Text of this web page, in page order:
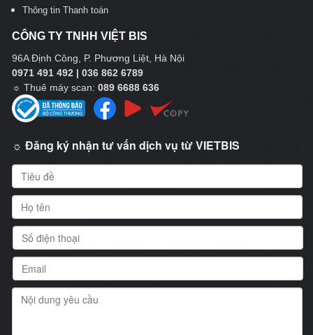
Thông tin Thanh toán
CÔNG TY TNHH VIỆT BIS
96A Định Công, P. Phương Liệt, Hà Nội
0971 491 492 | 036 862 6789
☼ Thuê máy scan: 089 6688 636
☼ Đăng ký nhận tư vấn dịch vụ từ VIETBIS